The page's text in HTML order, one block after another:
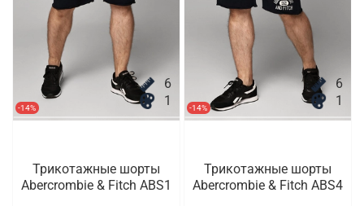
-14%
6
1
Трикотажные шорты
Abercrombie & Fitch ABS1
-14%
6
1
Трикотажные шорты
Abercrombie & Fitch ABS4